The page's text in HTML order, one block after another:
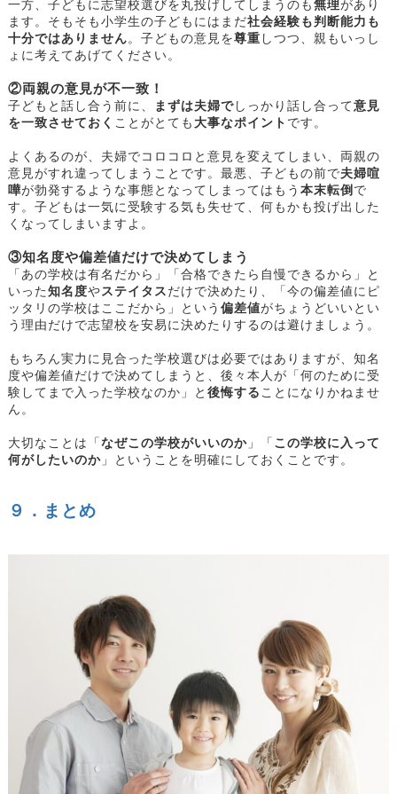
一方、子どもに志望校選びを丸投げしてしまうのも 無理があり
ます。そもそも小学生の子どもにはまだ社会経験も判断能力も
十分ではありません 。子どもの意見を尊重 しつつ、親もいっし
ょに考えてあげてください。
②両親の意見が不一致！
子どもと話し合う前に、 まずは夫婦でしっかり話し合って意見
を一致させておく ことがとても 大事なポイント です。
よくあるのが、夫婦でコロコロと意見を変えてしまい、両親の
意見がすれ違ってしまうことです。最悪、子どもの前で夫婦喧
嘩が勃発するような事態となってしまってはもう 本末転倒 で
す。子どもは一気に受験する気も失せて、何もかも投げ出した
くなってしまいますよ。
③知名度や偏差値だけで決めてしまう
「あの学校は有名だから」「合格できたら自慢できるから」と
いった 知名度や ステイタス だけで決めたり、「今の偏差値にピ
ッタリの学校はここだから」という 偏差値がちょうどいいとい
う理由だけで志望校を安易に決めたりするのは避けましょう。
もちろん実力に見合った学校選びは必要ではありますが、知名
度や偏差値だけで決めてしまうと、後々本人が「何のために受
験してまで入った学校なのか」と 後悔する ことになりかねませ
ん。
大切なことは「 なぜこの学校がいいのか」「 この学校に入って
何がしたいのか」ということを明確にしておくことです。
９．まとめ